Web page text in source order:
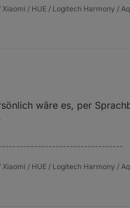
/ HUE / Logitech Harmony /
wieviele Anfragen pro Tag
dann kommen die mit
wäre es, per
/ HUE / Logitech Harmony /